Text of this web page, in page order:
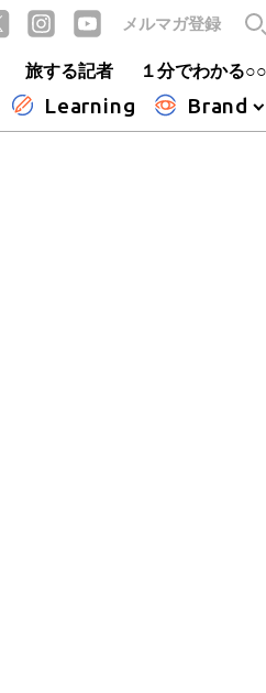
旅する記者 １分でわかる○○
Learning Brand
メルマガ登録